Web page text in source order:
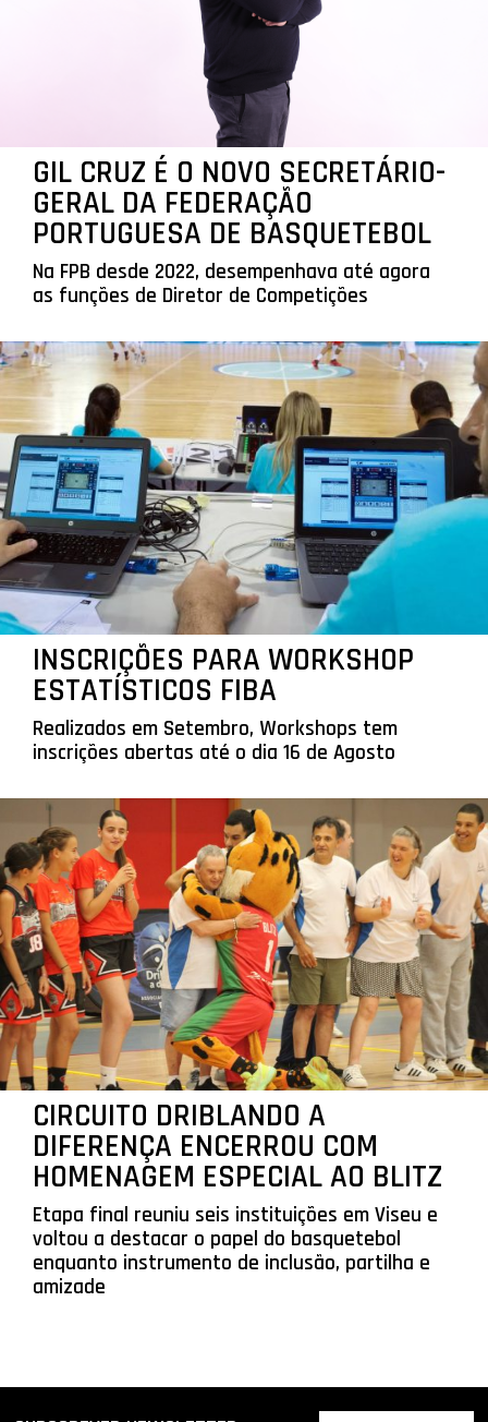
GIL CRUZ É O NOVO SECRETÁRIO-
GERAL DA FEDERAÇÃO
PORTUGUESA DE BASQUETEBOL
Na FPB desde 2022, desempenhava até agora
as funções de Diretor de Competições
INSCRIÇÕES PARA WORKSHOP
ESTATÍSTICOS FIBA
Realizados em Setembro, Workshops tem
inscrições abertas até o dia 16 de Agosto
CIRCUITO DRIBLANDO A
DIFERENÇA ENCERROU COM
HOMENAGEM ESPECIAL AO BLITZ
Etapa final reuniu seis instituições em Viseu e
voltou a destacar o papel do basquetebol
enquanto instrumento de inclusão, partilha e
amizade